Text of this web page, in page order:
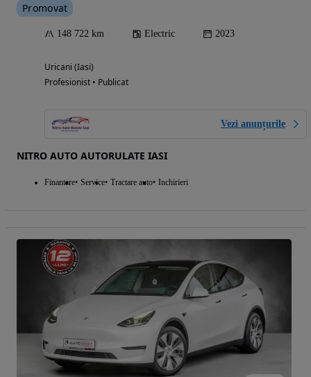
Promovat
148 722 km Electric 2023
Uricani (Iasi)
Profesionist • Publicat
Vezi anunțurile
NITRO AUTO AUTORULATE IASI
Finantare Service Tractare auto Inchirieri